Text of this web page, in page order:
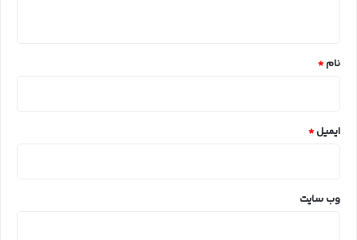
نام*
ایمیل*
وب‌ سایت